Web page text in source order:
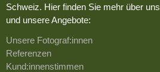
Schweiz. Hier finden Sie mehr über uns
und unsere Angebote:
Unsere Fotograf:innen
Referenzen
Kund:innenstimmen